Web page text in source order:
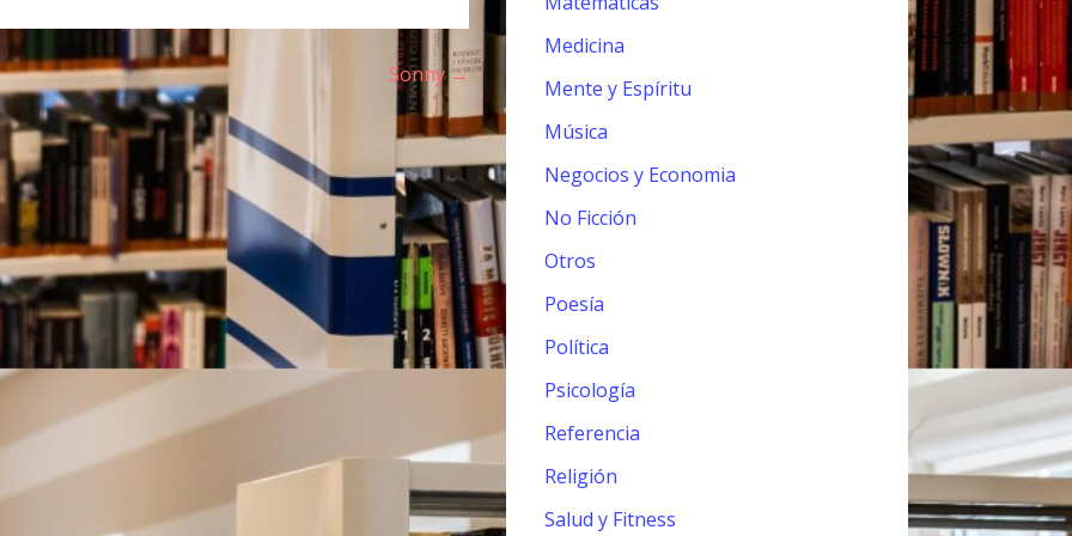
Sonny →
Medicina
Mente y Espíritu
Música
Negocios y Economia
No Ficción
Otros
Poesía
Política
Psicología
Referencia
Religión
Salud y Fitness